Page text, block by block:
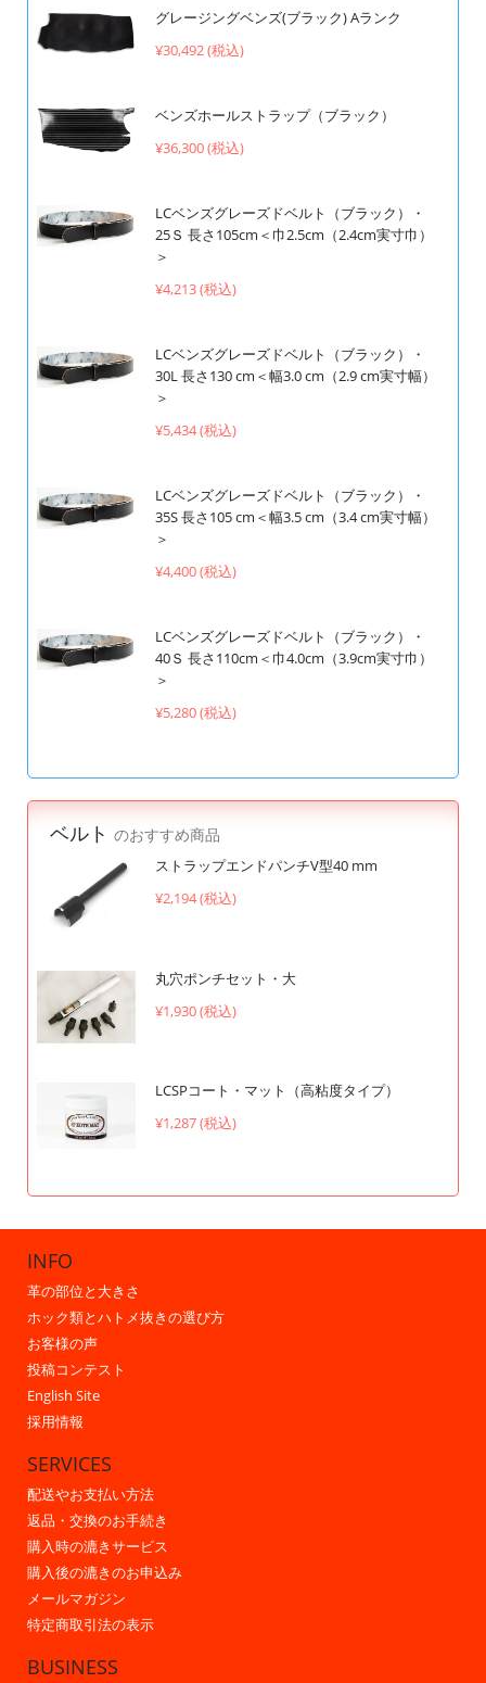
グレージングベンズ(ブラック) Aランク
¥30,492 (税込)
ベンズホールストラップ（ブラック）
¥36,300 (税込)
LCベンズグレーズドベルト（ブラック）・
25Ｓ 長さ105cm＜巾2.5cm（2.4cm実寸巾）
＞
¥4,213 (税込)
LCベンズグレーズドベルト（ブラック）・
30L 長さ130 cm＜幅3.0 cm（2.9 cm実寸幅）
＞
¥5,434 (税込)
LCベンズグレーズドベルト（ブラック）・
35S 長さ105 cm＜幅3.5 cm（3.4 cm実寸幅）
＞
¥4,400 (税込)
LCベンズグレーズドベルト（ブラック）・
40Ｓ 長さ110cm＜巾4.0cm（3.9cm実寸巾）
＞
¥5,280 (税込)
ベルト のおすすめ商品
ストラップエンドパンチV型40 mm
¥2,194 (税込)
丸穴ポンチセット・大
¥1,930 (税込)
LCSPコート・マット（高粘度タイプ）
¥1,287 (税込)
INFO
革の部位と大きさ
ホック類とハトメ抜きの選び方
お客様の声
投稿コンテスト
English Site
採用情報
SERVICES
配送やお支払い方法
返品・交換のお手続き
購入時の漉きサービス
購入後の漉きのお申込み
メールマガジン
特定商取引法の表示
BUSINESS